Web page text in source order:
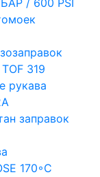
319
рукава
заправок
170◦C